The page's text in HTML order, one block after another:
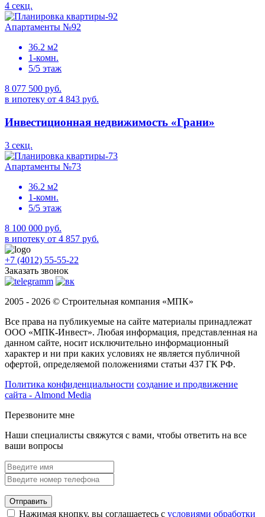
4 секц.
Апартаменты №92
36.2 м2
1-комн.
5/5 этаж
8 077 500 руб.
в ипотеку от 4 843 руб.
Инвестиционная недвижимость «Грани»
3 секц.
Апартаменты №73
36.2 м2
1-комн.
5/5 этаж
8 100 000 руб.
в ипотеку от 4 857 руб.
+7 (4012) 55-55-22
Заказать звонок
2005 - 2026 © Строительная компания «МПК»
Все права на публикуемые на сайте материалы принадлежат
ООО «МПК-Инвест». Любая информация, представленная на
данном сайте, носит исключительно информационный
характер и ни при каких условиях не является публичной
офертой, определяемой положениями статьи 437 ГК РФ.
Политика конфиденциальности создание и продвижение
сайта - Almond Media
Перезвоните мне
Наши специалисты свяжутся с вами, чтобы ответить на все
ваши вопросы
Отправить
Нажимая кнопку, вы соглашаетесь с условиями обработки